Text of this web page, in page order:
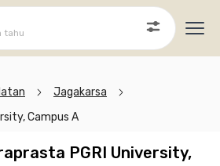
tahu
Jagakarsa
Campus A
PGRI University,